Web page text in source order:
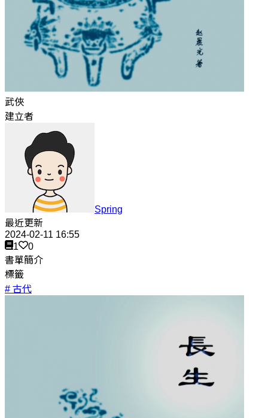
武俠
建立者
Spring
最近更新
2024-02-11 16:55
1
0
書單簡介
標籤
# 古代